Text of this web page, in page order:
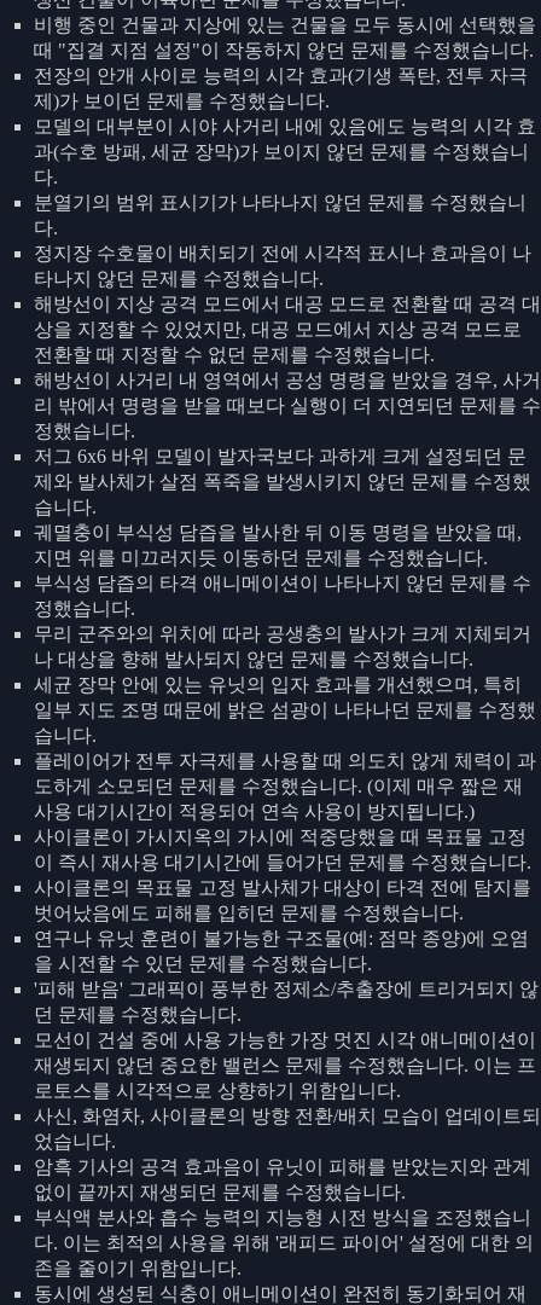
비행 중인 건물과 지상에 있는 건물을 모두 동시에 선택했을
때 "집결 지점 설정"이 작동하지 않던 문제를 수정했습니다.
전장의 안개 사이로 능력의 시각 효과(기생 폭탄, 전투 자극
제)가 보이던 문제를 수정했습니다.
모델의 대부분이 시야 사거리 내에 있음에도 능력의 시각 효
과(수호 방패, 세균 장막)가 보이지 않던 문제를 수정했습니
다.
분열기의 범위 표시기가 나타나지 않던 문제를 수정했습니
다.
정지장 수호물이 배치되기 전에 시각적 표시나 효과음이 나
타나지 않던 문제를 수정했습니다.
해방선이 지상 공격 모드에서 대공 모드로 전환할 때 공격 대
상을 지정할 수 있었지만, 대공 모드에서 지상 공격 모드로
전환할 때 지정할 수 없던 문제를 수정했습니다.
해방선이 사거리 내 영역에서 공성 명령을 받았을 경우, 사거
리 밖에서 명령을 받을 때보다 실행이 더 지연되던 문제를 수
정했습니다.
저그 6x6 바위 모델이 발자국보다 과하게 크게 설정되던 문
제와 발사체가 살점 폭죽을 발생시키지 않던 문제를 수정했
습니다.
궤멸충이 부식성 담즙을 발사한 뒤 이동 명령을 받았을 때,
지면 위를 미끄러지듯 이동하던 문제를 수정했습니다.
부식성 담즙의 타격 애니메이션이 나타나지 않던 문제를 수
정했습니다.
무리 군주와의 위치에 따라 공생충의 발사가 크게 지체되거
나 대상을 향해 발사되지 않던 문제를 수정했습니다.
세균 장막 안에 있는 유닛의 입자 효과를 개선했으며, 특히
일부 지도 조명 때문에 밝은 섬광이 나타나던 문제를 수정했
습니다.
플레이어가 전투 자극제를 사용할 때 의도치 않게 체력이 과
도하게 소모되던 문제를 수정했습니다. (이제 매우 짧은 재
사용 대기시간이 적용되어 연속 사용이 방지됩니다.)
사이클론이 가시지옥의 가시에 적중당했을 때 목표물 고정
이 즉시 재사용 대기시간에 들어가던 문제를 수정했습니다.
사이클론의 목표물 고정 발사체가 대상이 타격 전에 탐지를
벗어났음에도 피해를 입히던 문제를 수정했습니다.
연구나 유닛 훈련이 불가능한 구조물(예: 점막 종양)에 오염
을 시전할 수 있던 문제를 수정했습니다.
'피해 받음' 그래픽이 풍부한 정제소/추출장에 트리거되지 않
던 문제를 수정했습니다.
모선이 건설 중에 사용 가능한 가장 멋진 시각 애니메이션이
재생되지 않던 중요한 밸런스 문제를 수정했습니다. 이는 프
로토스를 시각적으로 상향하기 위함입니다.
사신, 화염차, 사이클론의 방향 전환/배치 모습이 업데이트되
었습니다.
암흑 기사의 공격 효과음이 유닛이 피해를 받았는지와 관계
없이 끝까지 재생되던 문제를 수정했습니다.
부식액 분사와 흡수 능력의 지능형 시전 방식을 조정했습니
다. 이는 최적의 사용을 위해 '래피드 파이어' 설정에 대한 의
존을 줄이기 위함입니다.
동시에 생성된 식충이 애니메이션이 완전히 동기화되어 재